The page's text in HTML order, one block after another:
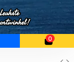
0